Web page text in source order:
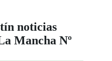
noticias
Mancha Nº